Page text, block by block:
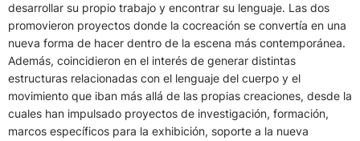
desarrollar su propio trabajo y encontrar su lenguaje. Las dos
promovieron proyectos donde la cocreación se convertía en una
nueva forma de hacer dentro de la escena más contemporánea.
Además, coincidieron en el interés de generar distintas
estructuras relacionadas con el lenguaje del cuerpo y el
movimiento que iban más allá de las propias creaciones, desde la
cuales han impulsado proyectos de investigación, formación,
marcos específicos para la exhibición, soporte a la nueva